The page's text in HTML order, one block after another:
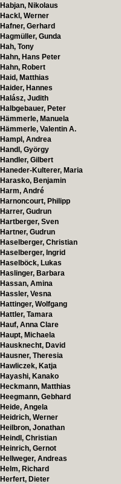
Habjan, Nikolaus
Hackl, Werner
Hafner, Gerhard
Hagmüller, Gunda
Hah, Tony
Hahn, Hans Peter
Hahn, Robert
Haid, Matthias
Haider, Hannes
Halász, Judith
Halbgebauer, Peter
Hämmerle, Manuela
Hämmerle, Valentin A.
Hampl, Andrea
Handl, György
Handler, Gilbert
Haneder-Kulterer, Maria
Harasko, Benjamin
Harm, André
Harnoncourt, Philipp
Harrer, Gudrun
Hartberger, Sven
Hartner, Gudrun
Haselberger, Christian
Haselberger, Ingrid
Haselböck, Lukas
Haslinger, Barbara
Hassan, Amina
Hassler, Vesna
Hattinger, Wolfgang
Hattler, Tamara
Hauf, Anna Clare
Haupt, Michaela
Hausknecht, David
Hausner, Theresia
Hawliczek, Katja
Hayashi, Kanako
Heckmann, Matthias
Heegmann, Gebhard
Heide, Angela
Heidrich, Werner
Heilbron, Jonathan
Heindl, Christian
Heinrich, Gernot
Hellweger, Andreas
Helm, Richard
Herfert, Dieter